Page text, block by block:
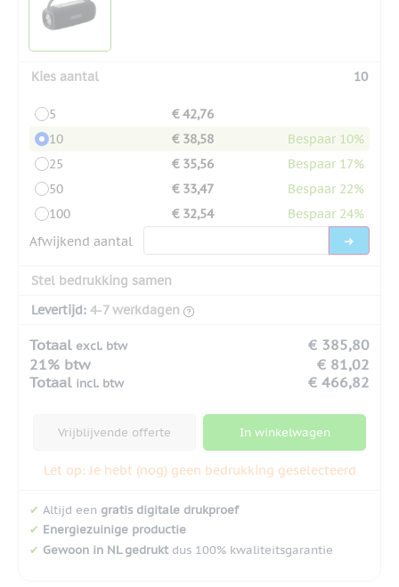
Kies aantal 10
5
€ 42,76
10
€ 38,58
Bespaar 10%
25
€ 35,56
Bespaar 17%
50
€ 33,47
Bespaar 22%
100
€ 32,54
Bespaar 24%
Afwijkend aantal
Stel bedrukking samen
Levertijd: 4-7 werkdagen
Totaal excl. btw
€ 385,80
21% btw
€ 81,02
Totaal incl. btw € 466,82
Vrijblijvende offerte In winkelwagen
Let op: Je hebt (nog) geen bedrukking geselecteerd
✔ Altijd een gratis digitale drukproef
✔ Energiezuinige productie
✔ Gewoon in NL gedruktdus 100% kwaliteitsgarantie